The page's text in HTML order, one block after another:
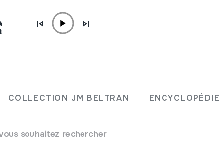
COLLECTION JM BELTRAN ENCYCLOPÉDIE
souhaitez rechercher